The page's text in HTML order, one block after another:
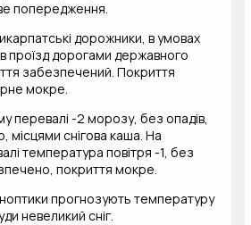
попередження.
дорожники, в умовах
проїзд дорогами державного
забезпечений. Покриття
мокре.
перевалі -2 морозу, без опадів,
місцями снігова каша. На
температура повітря -1, без
покриття мокре.
прогнозують температуру
невеликий сніг.